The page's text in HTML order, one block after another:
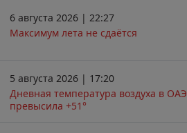
6 августа 2026 | 22:27
Максимум лета не сдаётся
5 августа 2026 | 17:20
Дневная температура воздуха в ОАЭ
превысила +51°